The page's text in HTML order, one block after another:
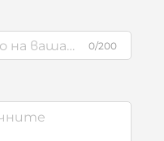
0/200